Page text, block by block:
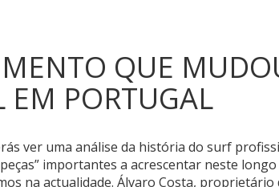
QUE
EM PORTUGAL
ver uma análise da história do surf
importantes a acrescentar neste longo
na actualidade. Álvaro Costa, proprietário